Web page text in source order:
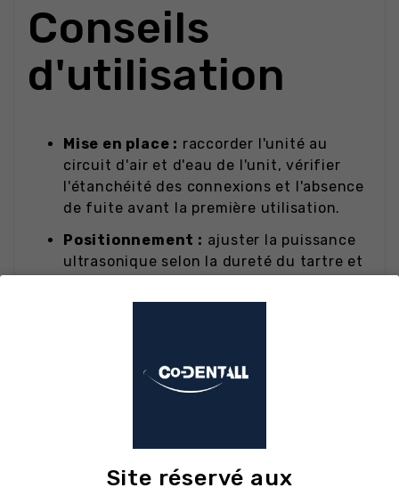
Conseils
d'utilisation
Mise en place : raccorder l'unité au
circuit d'air et d'eau de l'unit, vérifier
l'étanchéité des connexions et l'absence
de fuite avant la première utilisation.
Positionnement : ajuster la puissance
ultrasonique selon la dureté du tartre et
adaptée à l'indication : bicarbonate pour
sous-gingivales selon protocole.
progressive et en effleurant la surface
dentaire. Poursuivre par l'aéropolissage
Site réservé aux